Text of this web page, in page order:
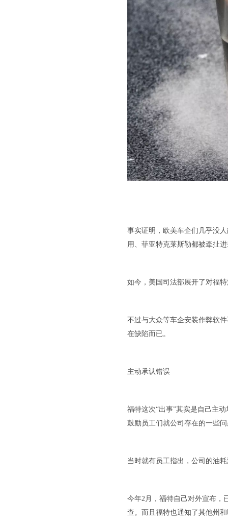
事实证明，欧美车企们几乎没
用、菲亚特克莱斯勒都被牵扯
如今，美国司法部展开了对福
不过与大众等车企安装作弊软
在缺陷而已。
主动承认错误
福特这次“出事”其实是自己主
鼓励员工们就公司存在的一些
当时就有员工指出，公司的油
今年2月，福特自己对外宣布，
查。而且福特也通知了其他州